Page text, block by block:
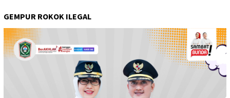
GEMPUR ROKOK ILEGAL